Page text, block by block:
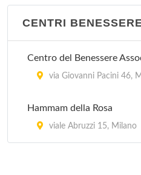
CENTRI
Centro del Benessere
via Giovanni Pacini 46,
Hammam della Rosa
viale Abruzzi 15, Milano